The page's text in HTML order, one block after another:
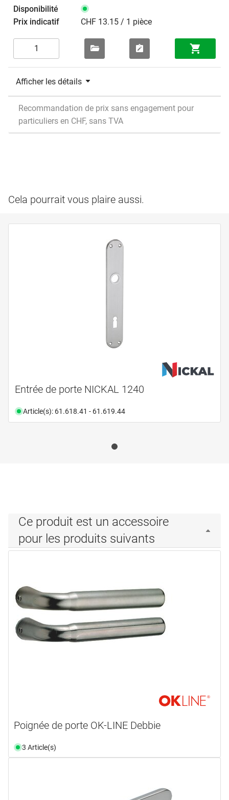
CHF 13.15 / 1 pièce
Afficher les détails
Recommandation de prix sans engagement pour
particuliers en CHF, sans TVA
Cela pourrait vous plaire aussi.
Entrée de porte NICKAL 1240
Article(s): 61.618.41 - 61.619.44
Ce produit est un accessoire
pour les produits suivants
Poignée de porte OK-LINE Debbie
3 Article(s)